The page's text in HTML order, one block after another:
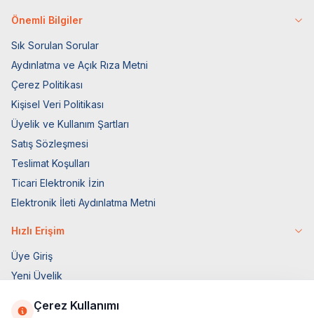
Önemli Bilgiler
Sık Sorulan Sorular
Aydınlatma ve Açık Rıza Metni
Çerez Politikası
Kişisel Veri Politikası
Üyelik ve Kullanım Şartları
Satış Sözleşmesi
Teslimat Koşulları
Ticari Elektronik İzin
Elektronik İleti Aydınlatma Metni
Hızlı Erişim
Üye Giriş
Yeni Üyelik
Hakkımızda
Çerez Kullanımı